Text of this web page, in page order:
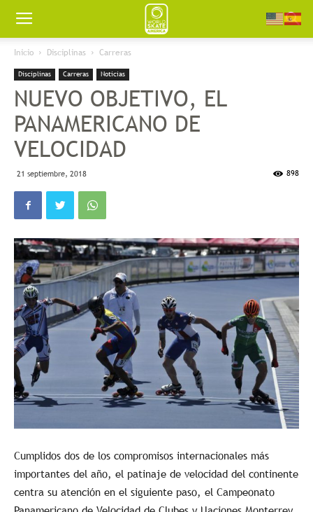
Worldskate
America
Inicio Disciplinas Carreras
Disciplinas Carreras Noticias
NUEVO OBJETIVO, EL
PANAMERICANO DE
VELOCIDAD
21 septiembre, 2018 898
Cumplidos dos de los compromisos internacionales más
importantes del año, el patinaje de velocidad del continente
centra su atención en el siguiente paso, el Campeonato